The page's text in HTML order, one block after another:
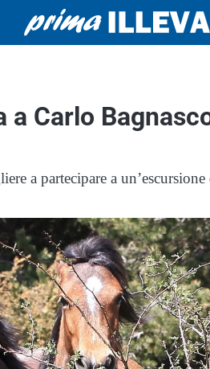
Carlo
a partecipare a un’escursione